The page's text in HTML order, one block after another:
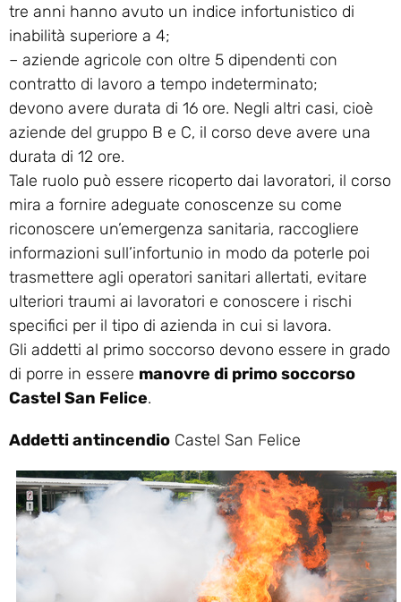
tre anni hanno avuto un indice infortunistico di
inabilità superiore a 4;
– aziende agricole con oltre 5 dipendenti con
contratto di lavoro a tempo indeterminato;
devono avere durata di 16 ore. Negli altri casi, cioè
aziende del gruppo B e C, il corso deve avere una
durata di 12 ore.
Tale ruolo può essere ricoperto dai lavoratori, il corso
mira a fornire adeguate conoscenze su come
riconoscere un’emergenza sanitaria, raccogliere
informazioni sull’infortunio in modo da poterle poi
trasmettere agli operatori sanitari allertati, evitare
ulteriori traumi ai lavoratori e conoscere i rischi
specifici per il tipo di azienda in cui si lavora.
Gli addetti al primo soccorso devono essere in grado
di porre in essere manovre di primo soccorso
Castel San Felice.
Addetti antincendio Castel San Felice